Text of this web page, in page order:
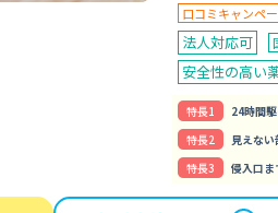
口コミキャンペ
法人対応可
安全性の高い
特⻑1
24時間
特⻑2
見えな
特⻑3
侵入口ま